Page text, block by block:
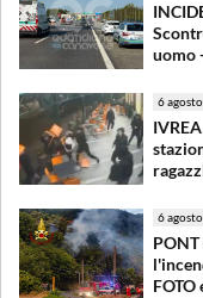
uomo
6
6
FOTO